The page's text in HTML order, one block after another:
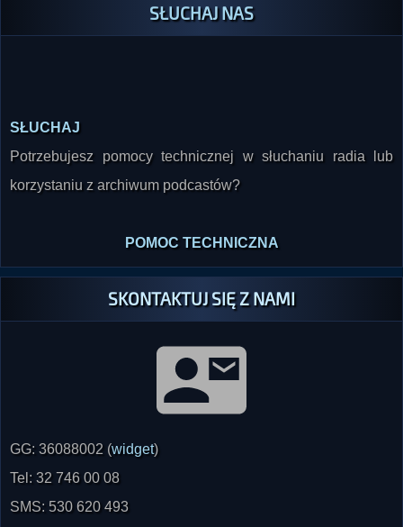
SŁUCHAJ NAS
SŁUCHAJ
Potrzebujesz pomocy technicznej w słuchaniu radia lub
korzystaniu z archiwum podcastów?
POMOC TECHNICZNA
SKONTAKTUJ SIĘ Z NAMI
GG: 36088002 (widget)
Tel: 32 746 00 08
SMS: 530 620 493